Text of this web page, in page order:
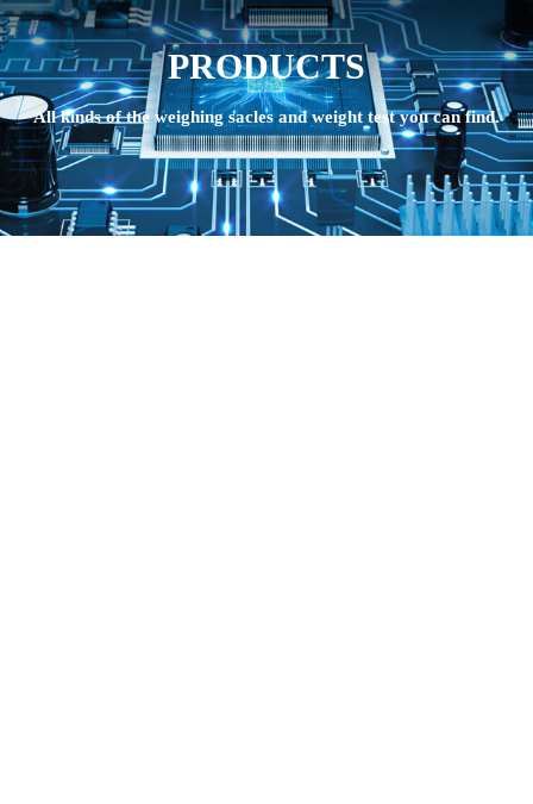
PRODUCTS
All kinds of the weighing sacles and weight test you can find.